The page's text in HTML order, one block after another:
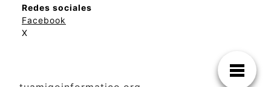
Redes sociales
Facebook
X